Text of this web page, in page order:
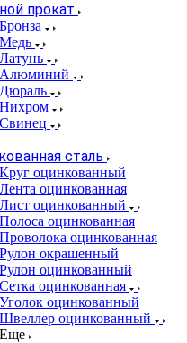
прокат
Бронза
Медь
Латунь
Алюминий
Дюраль
Нихром
Свинец
сталь
Круг оцинкованный
Лента оцинкованная
Лист оцинкованный
Полоса оцинкованная
Проволока оцинкованная
Рулон окрашенный
Рулон оцинкованный
Сетка оцинкованная
Уголок оцинкованный
Швеллер оцинкованный
Еще